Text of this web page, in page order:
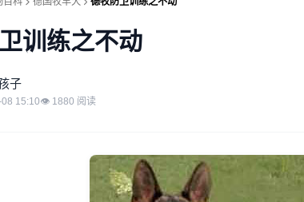
训练之不动
子
15:10👁 1880 阅读